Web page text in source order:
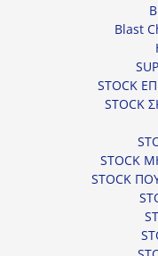
Blast
STOCK
STOCK
STOCK
STOCK